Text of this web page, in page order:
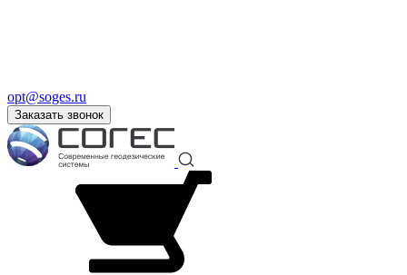
opt@soges.ru
Заказать звонок